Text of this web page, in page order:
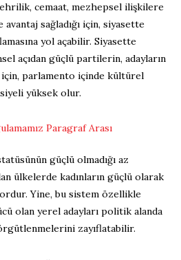
cemaat, mezhepsel ilişkilere
avantaj sağladığı için, siyasette
yol açabilir. Siyasette
açıdan güçlü partilerin, adayların
için, parlamento içinde kültürel
yüksek olur.
güçlü olmadığı az
ülkelerde kadınların güçlü olarak
Yine, bu sistem özellikle
olan yerel adayları politik alanda
zayıflatabilir.